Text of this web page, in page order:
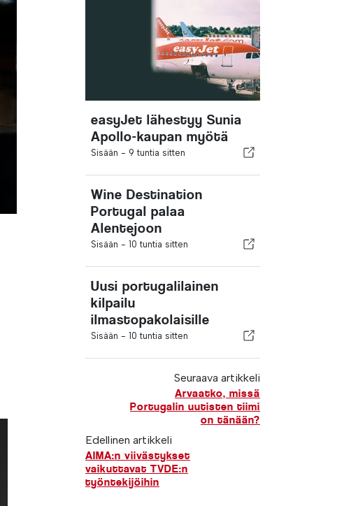
easyJet lähestyy Sunia
Apollo-kaupan myötä
Sisään - 9 tuntia sitten
Wine Destination
Portugal palaa
Alentejoon
Sisään - 10 tuntia sitten
Uusi portugalilainen
kilpailu
ilmastopakolaisille
Sisään - 10 tuntia sitten
Seuraava artikkeli
Arvaatko, missä
Portugalin uutisten tiimi
on tänään?
Edellinen artikkeli
AIMA:n viivästykset
vaikuttavat TVDE:n
työntekijöihin